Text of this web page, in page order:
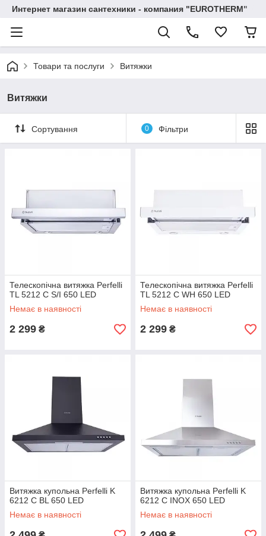
Интернет магазин сантехники - компания "EUROTHERM"
Товари та послуги Витяжки
Витяжки
Сортування 0 Фільтри
Телескопічна витяжка Perfelli
TL 5212 C S/I 650 LED
Немає в наявності
2 299 ₴
Телескопічна витяжка Perfelli
TL 5212 C WH 650 LED
Немає в наявності
2 299 ₴
Витяжка купольна Perfelli K
6212 C BL 650 LED
Немає в наявності
Витяжка купольна Perfelli K
6212 C INOX 650 LED
Немає в наявності